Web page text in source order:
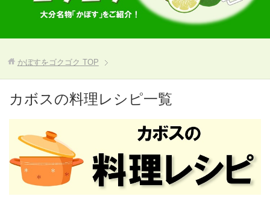
かぼすをゴクゴク TOP
カボスの料理レシピ一覧